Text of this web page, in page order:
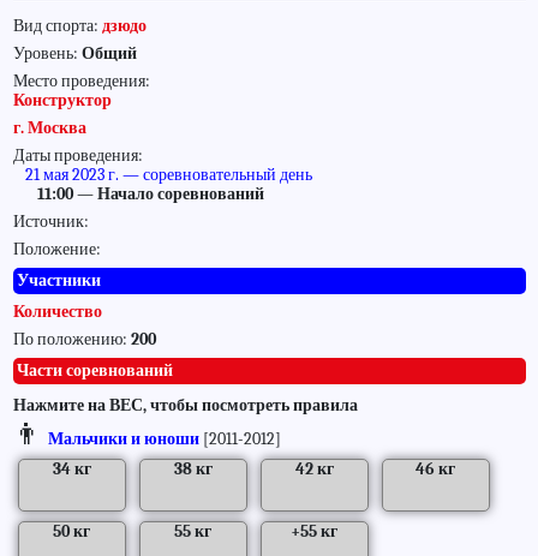
Вид спорта: дзюдо
Уровень: Общий
Место проведения:
Конструктор
г. Москва
Даты проведения:
21 мая 2023 г. — соревновательный день
11:00 — Начало соревнований
Источник:
Положение:
Участники
Количество
По положению: 200
Части соревнований
Нажмите на ВЕС, чтобы посмотреть правила
👨 Мальчики и юноши[2011-2012]
34 кг
38 кг
42 кг
46 кг
50 кг
55 кг
+55 кг